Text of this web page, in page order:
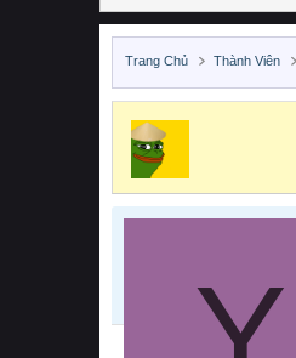
Trang Chủ Thành Viên